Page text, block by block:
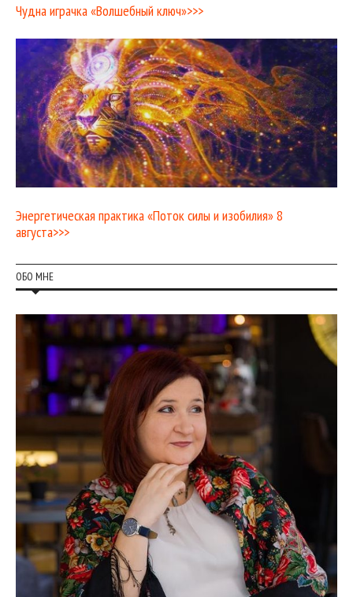
Чудна играчка «Волшебный ключ»>>>
Энергетическая практика «Поток силы и изобилия» 8
августа>>>
ОБО МНЕ